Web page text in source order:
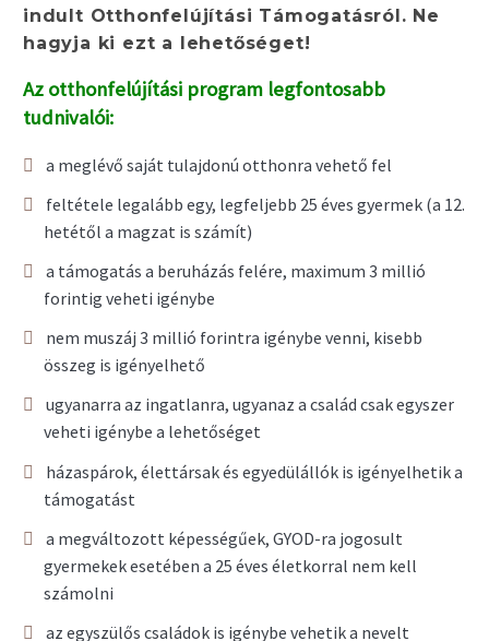
indult Otthonfelújítási Támogatásról. Ne
hagyja ki ezt a lehetőséget!
Az otthonfelújítási program legfontosabb
tudnivalói:
a meglévő saját tulajdonú otthonra vehető fel
feltétele legalább egy, legfeljebb 25 éves gyermek (a 12.
hetétől a magzat is számít)
a támogatás a beruházás felére, maximum 3 millió
forintig veheti igénybe
nem muszáj 3 millió forintra igénybe venni, kisebb
összeg is igényelhető
ugyanarra az ingatlanra, ugyanaz a család csak egyszer
veheti igénybe a lehetőséget
házaspárok, élettársak és egyedülállók is igényelhetik a
támogatást
a megváltozott képességűek, GYOD-ra jogosult
gyermekek esetében a 25 éves életkorral nem kell
számolni
az egyszülős családok is igénybe vehetik a nevelt